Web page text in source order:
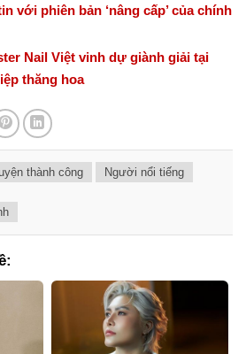
với phiên bản ‘nâng cấp’ của chính
Nail Việt vinh dự giành giải tại
thăng hoa
thành công Người nổi tiếng